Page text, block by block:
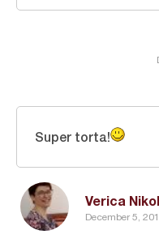
Verica
December 5,
Super torta!